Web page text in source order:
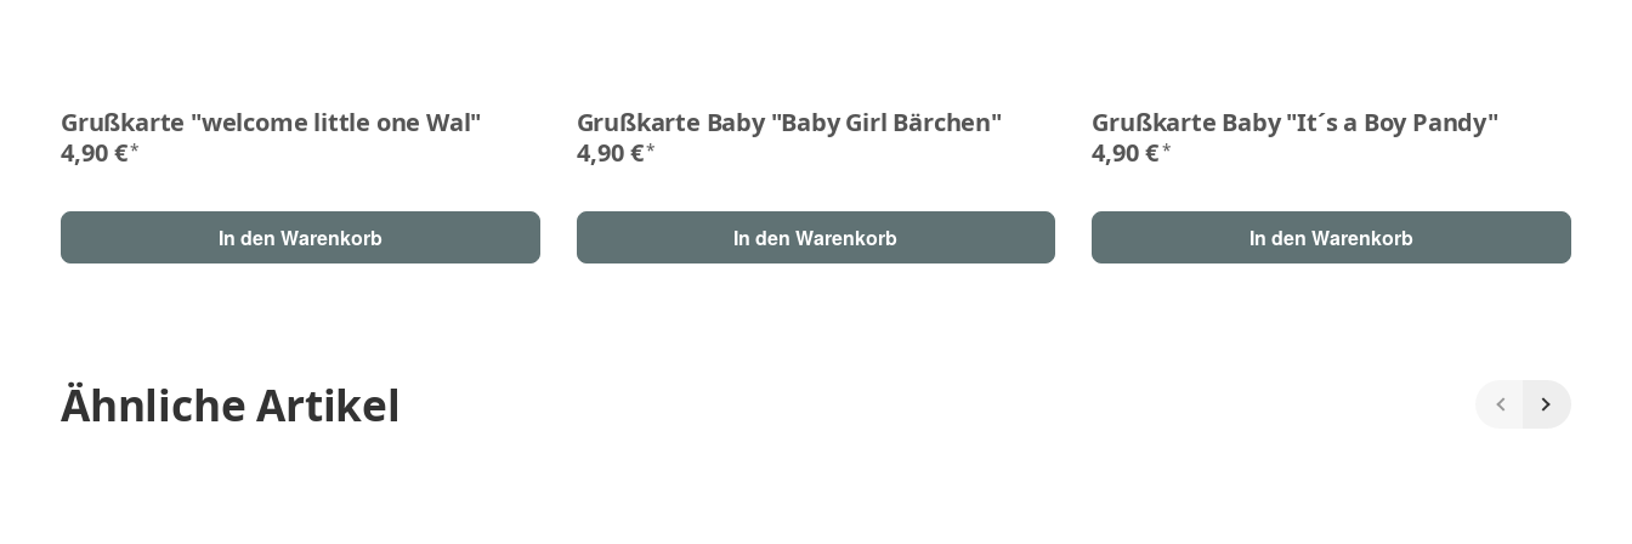
Grußkarte "welcome little one Wal"
4,90 €*
In den Warenkorb
Grußkarte Baby "Baby Girl Bärchen"
4,90 €*
In den Warenkorb
Grußkarte Baby "It´s a Boy Pandy"
4,90 €*
In den Warenkorb
Ähnliche Artikel